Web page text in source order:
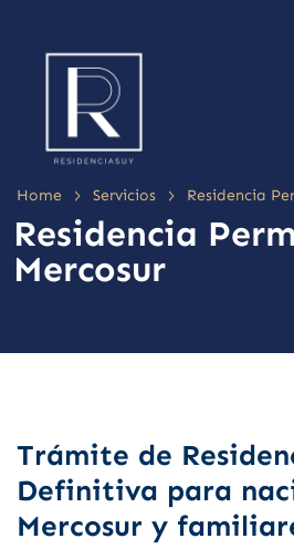
Home > Servicios > Residencia
Residencia
Mercosur
Trámite de
Definitiva para
Mercosur y